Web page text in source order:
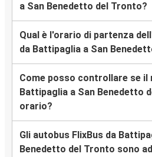
a San Benedetto del Tronto?
Qual è l'orario di partenza
da Battipaglia a San
Come posso controllare se il
Battipaglia a San Benedetto
orario?
Gli autobus FlixBus da
Benedetto del Tronto sono